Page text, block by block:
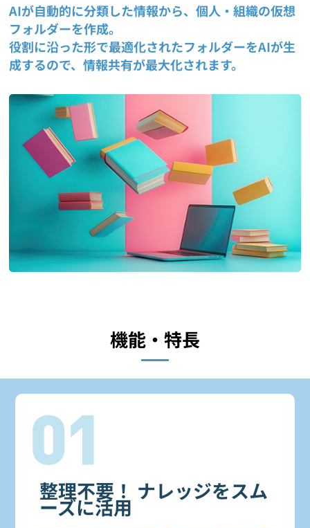
AIが自動的に分類した情報から、個人・組織の仮想
フォルダーを作成。
役割に沿った形で最適化されたフォルダーをAIが生
成するので、情報共有が最大化されます。
機能・特長
整理不要！ ナレッジをスム
ーズに活用